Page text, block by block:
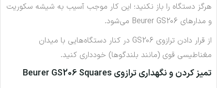
هرگز دستگاه را باز نکنید؛ این کار موجب آسیب به شیشه سکوریت
و مدارهای Beurer GS206 می‌شود.
از قرار دادن ترازوی GS206 در کنار دستگاه‌هایی با میدان
مغناطیسی قوی (مانند بلندگوها) خودداری کنید.
تمیز کردن و نگهداری ترازوی Beurer GS206 Squares